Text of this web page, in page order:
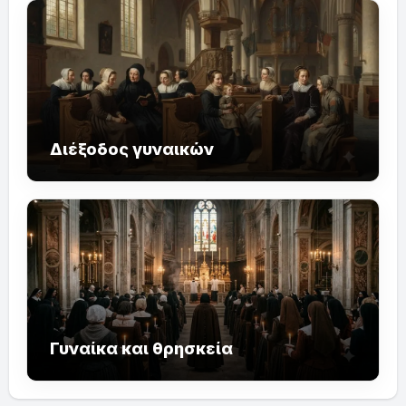
Διέξοδος γυναικών
Γυναίκα και θρησκεία